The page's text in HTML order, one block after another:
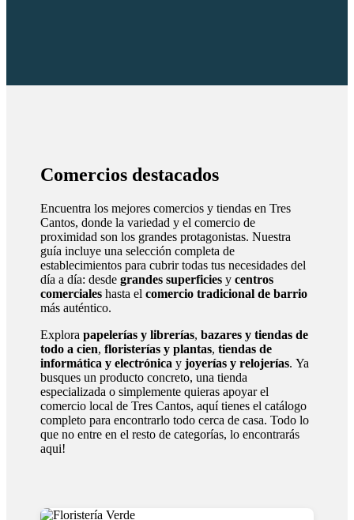
Comercios destacados
Encuentra los mejores comercios y tiendas en Tres
Cantos, donde la variedad y el comercio de
proximidad son los grandes protagonistas. Nuestra
guía incluye una selección completa de
establecimientos para cubrir todas tus necesidades del
día a día: desdegrandes superficies ycentros
comerciales hasta elcomercio tradicional de barrio
más auténtico.
Explorapapelerías y librerías,bazares y tiendas de
todo a cien,floristerías y plantas,tiendas de
informática y electrónica yjoyerías y relojerías. Ya
busques un producto concreto, una tienda
especializada o simplemente quieras apoyar el
comercio local de Tres Cantos, aquí tienes el catálogo
completo para encontrarlo todo cerca de casa. Todo lo
que no entre en el resto de categorías, lo encontrarás
aqui!